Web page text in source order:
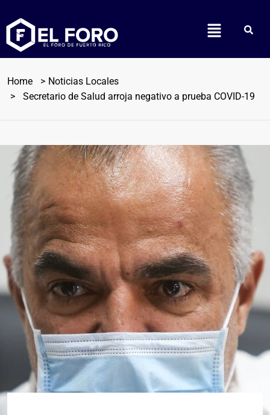
Home
Noticias Locales
Secretario de Salud arroja negativo a prueba COVID-19